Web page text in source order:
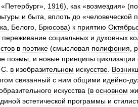
«Петербург», 1916), как «возмездия» (
и быта вплоть до «человеческой
Белого Брюсова) к приятию
переживание социальных и духовных
в поэтике (смысловая полифония
поэмы и новые принципы циклизации
С в изобразительном искусстве
связанный с ним общими идейно-
искусства (в основном
эстетической программы и